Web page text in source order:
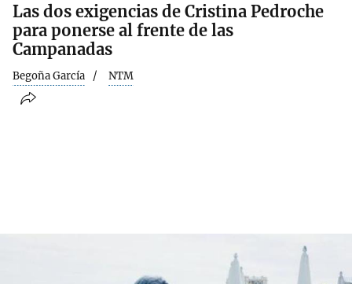
Las dos exigencias de Cristina Pedroche
para ponerse al frente de las
Campanadas
Begoña García NTM